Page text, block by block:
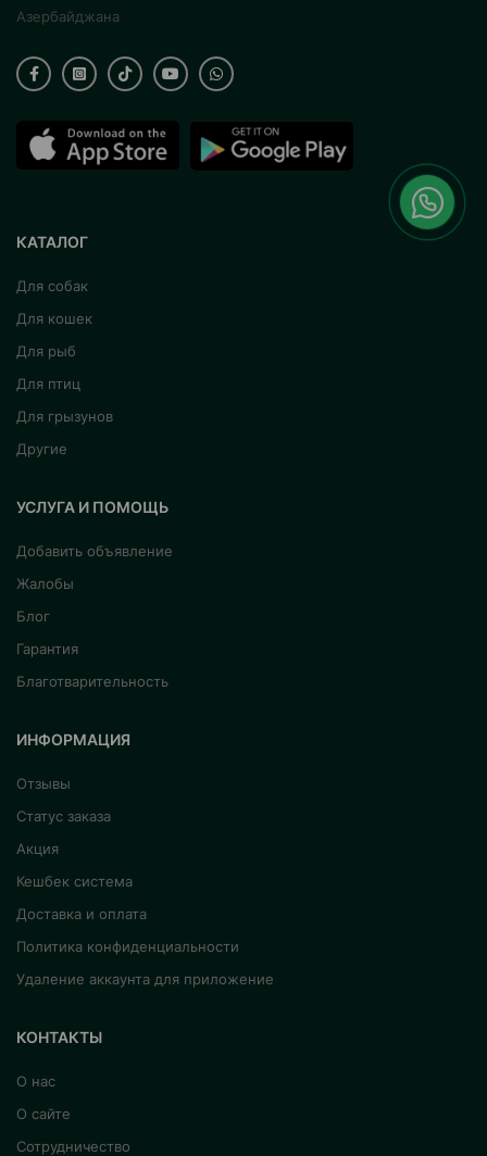
Азербайджана
КАТАЛОГ
Для собак
Для кошек
Для рыб
Для птиц
Для грызунов
Другие
УСЛУГА И ПОМОЩЬ
Добавить объявление
Жалобы
Блог
Гарантия
Благотварительность
ИНФОРМАЦИЯ
Отзывы
Статус заказа
Акция
Кешбек система
Доставка и оплата
Политика конфиденциальности
Удаление аккаунта для приложение
КОНТАКТЫ
О нас
О сайте
Сотрудничество